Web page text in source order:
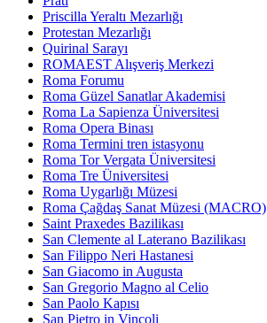
Priscilla Yeraltı Mezarlığı
Protestan Mezarlığı
Quirinal Sarayı
ROMAEST Alışveriş Merkezi
Roma Forumu
Roma Güzel Sanatlar Akademisi
Roma La Sapienza Üniversitesi
Roma Opera Binası
Roma Termini tren istasyonu
Roma Tor Vergata Üniversitesi
Roma Tre Üniversitesi
Roma Uygarlığı Müzesi
Roma Çağdaş Sanat Müzesi (MACRO)
Saint Praxedes Bazilikası
San Clemente al Laterano Bazilikası
San Filippo Neri Hastanesi
San Giacomo in Augusta
San Gregorio Magno al Celio
San Paolo Kapısı
San Pietro in Vincoli